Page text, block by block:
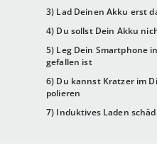
3) Lad Deinen Akku erst
4) Du sollst Dein Akku
5) Leg Dein Smartphone
gefallen ist
6) Du kannst Kratzer im
polieren
7) Induktives Laden